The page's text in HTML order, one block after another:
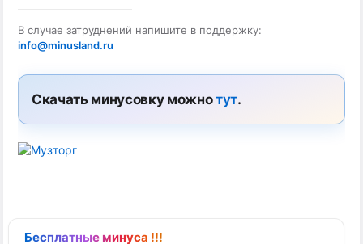
Бесплатные минуса !!!
В случае затруднений напишите в поддержку:
info@minusland.ru
Скачать минусовку можнотут.